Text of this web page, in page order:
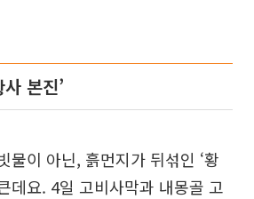
본진’
물이 아닌, 흙먼지가 뒤섞인 ‘황
데요. 4일 고비사막과 내몽골 고